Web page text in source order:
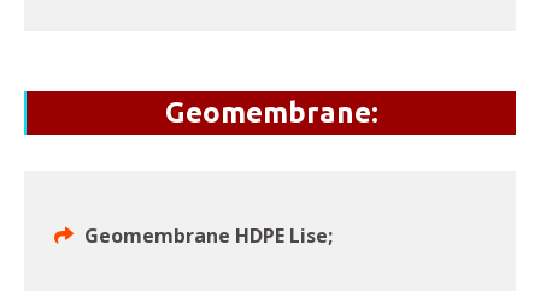
Geomembrane:
Geomembrane HDPE Lise;